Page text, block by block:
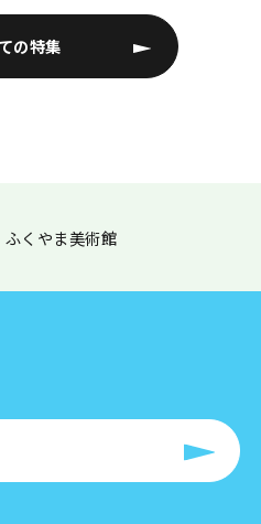
の特集
ふくやま美術館